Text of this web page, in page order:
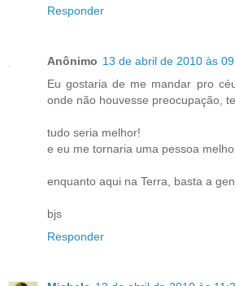
Responder
Anônimo 13 de abril de 2010 às
Eu gostaria de me mandar pro
onde não houvesse preocupação,
tudo seria melhor!
e eu me tornaria uma pessoa
enquanto aqui na Terra, basta a
bjs
Responder